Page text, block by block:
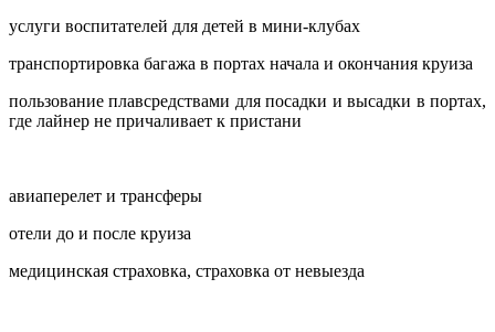
услуги воспитателей для детей в мини-клубах
транспортировка багажа в портах начала и окончания круиза
пользование плавсредствами для посадки и высадки в портах,
где лайнер не причаливает к пристани
авиаперелет и трансферы
отели до и после круиза
медицинская страховка, страховка от невыезда